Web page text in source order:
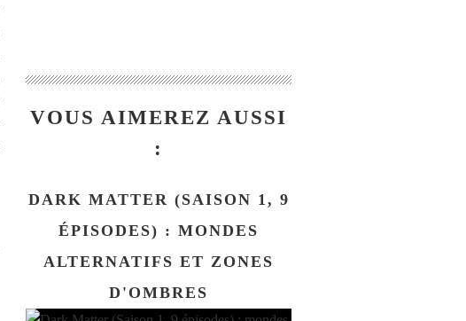
VOUS AIMEREZ AUSSI
:
DARK MATTER (SAISON 1, 9
ÉPISODES) : MONDES
ALTERNATIFS ET ZONES
D'OMBRES